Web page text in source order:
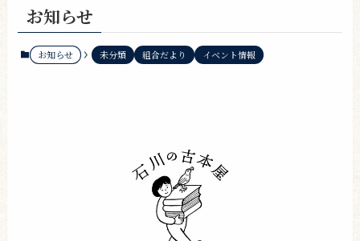
お知らせ
お知らせ 未分類 組合だより イベント情報